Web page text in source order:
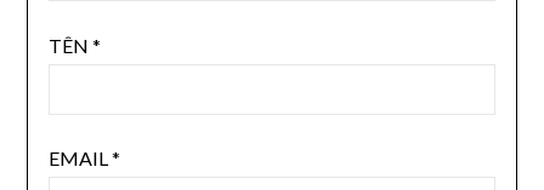
TÊN *
EMAIL*